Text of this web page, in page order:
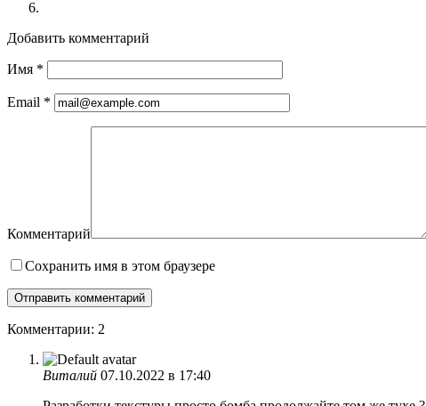
Добавить комментарий
Имя *
Email *
Комментарий
Сохранить имя в этом браузере
Комментарии: 2
Виталий 07.10.2022 в 17:40